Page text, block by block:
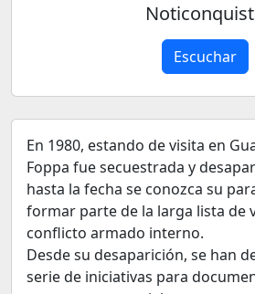
Escuchar
En 1980, estando de visita en
Foppa fue secuestrada y
hasta la fecha se conozca su
formar parte de la larga lista de
conflicto armado interno.
Desde su desaparición, se han
serie de iniciativas para